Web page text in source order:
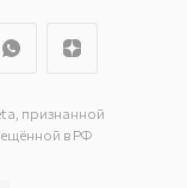
д. 11
признанной
в РФ